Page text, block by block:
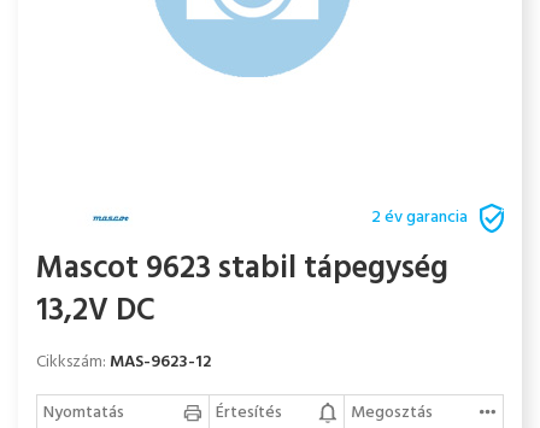
2 év garancia
Mascot 9623 stabil tápegység
13,2V DC
Cikkszám: MAS-9623-12
Nyomtatás
Értesítés Megosztás